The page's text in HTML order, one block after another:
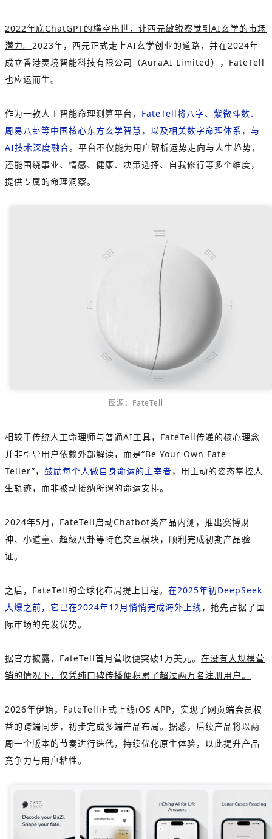
2022年底ChatGPT的横空出世，让西元敏锐察觉到AI玄学的市场
潜力。 2023年，西元正式走上AI玄学创业的道路，并在2024年
成立香港灵境智能科技有限公司（AuraAI Limited），FateTell
也应运而生。
作为一款人工智能命理测算平台， FateTell将八字、紫微斗数、
周易八卦等中国核心东方玄学智慧，以及相关数字命理体系，与
AI技术深度融合。平台不仅能为用户解析运势走向与人生趋势，
还能围绕事业、情感、健康、决策选择、自我修行等多个维度，
提供专属的命理洞察。
图源：FateTell
相较于传统人工命理师与普通AI工具，FateTell传递的核心理念
并非引导用户依赖外部解读，而是“Be Your Own Fate
Teller”， 鼓励每个人做自身命运的主宰者，用主动的姿态掌控人
生轨迹，而非被动接纳所谓的命运安排。
2024年5月，FateTell启动Chatbot类产品内测，推出赛博财
神、小道童、超级八卦等特色交互模块，顺利完成初期产品验
证。
之后，FateTell的全球化布局提上日程。 在2025年初DeepSeek
大爆之前，它已在2024年12月悄悄完成海外上线 ，抢先占据了国
际市场的先发优势。
据官方披露，FateTell首月营收便突破1万美元。 在没有大规模营
销的情况下，仅凭纯口碑传播便积累了超过两万名注册用户。
2026年伊始，FateTell正式上线iOS APP，实现了网页端会员权
益的跨端同步，初步完成多端产品布局。据悉，后续产品将以两
周一个版本的节奏进行迭代，持续优化原生体验，以此提升产品
竞争力与用户粘性。